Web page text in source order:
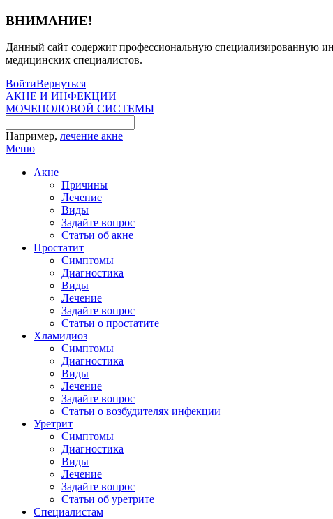
ВНИМАНИЕ!
Данный сайт содержит профессиональную специализированную
медицинских специалистов.
ВойтиВернуться
АКНЕ И ИНФЕКЦИИ
МОЧЕПОЛОВОЙ СИСТЕМЫ
Например, лечение акне
Меню
Акне
Причины
Лечение
Виды
Задайте вопрос
Статьи об акне
Простатит
Симптомы
Диагностика
Виды
Лечение
Задайте вопрос
Статьи о простатите
Хламидиоз
Симптомы
Диагностика
Виды
Лечение
Задайте вопрос
Статьи о возбудителях инфекции
Уретрит
Симптомы
Диагностика
Виды
Лечение
Задайте вопрос
Статьи об уретрите
Специалистам